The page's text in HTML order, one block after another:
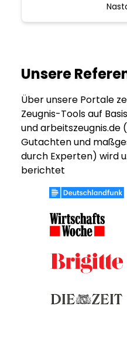
Unsere
Über unsere Portale
Zeugnis-Tools auf
und arbeitszeugnis.de
Gutachten und
durch Experten) wird
berichtet